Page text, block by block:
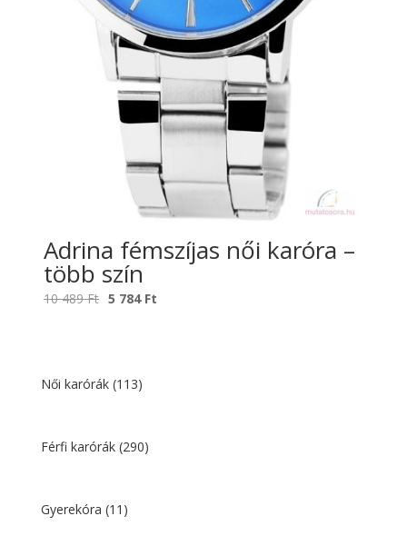
Adrina fémszíjas női karóra –
több szín
10 489Ft Original
489 Ft.
5 784 Ft
Női karórák (113)
Férfi karórák (290)
Gyerekóra (11)